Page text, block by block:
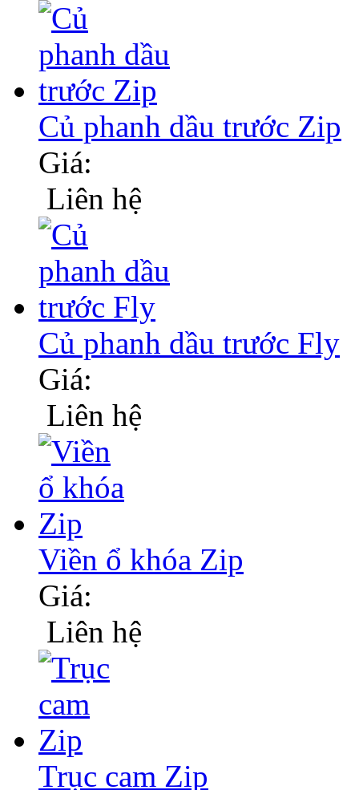
Củ phanh dầu trước Zip
Giá:
Liên hệ
Củ phanh dầu trước Fly
Giá:
Liên hệ
Viền ổ khóa Zip
Giá:
Liên hệ
Trục cam Zip